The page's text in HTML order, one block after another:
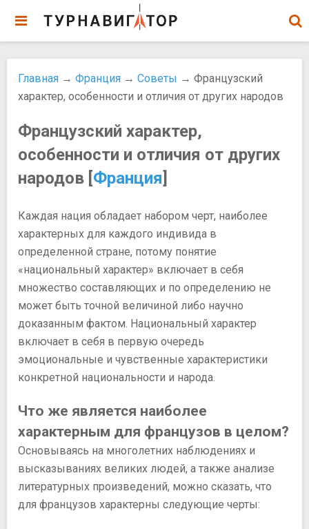
Главная → Франция → Советы → Французский
характер, особенности и отличия от других народов
Французский характер,
особенности и отличия от других
народов [Франция]
Каждая нация обладает набором черт, наиболее
характерных для каждого индивида в
определенной стране, потому понятие
«национальный характер» включает в себя
множество составляющих и по определению не
может быть точной величиной либо научно
доказанным фактом. Национальный характер
включает в себя в первую очередь
эмоциональные и чувственные характеристики
конкретной национальности и народа.
Что же является наиболее
характерным для французов в целом?
Основываясь на многолетних наблюдениях и
высказываниях великих людей, а также анализе
литературных произведений, можно сказать, что
для французов характерны следующие черты: